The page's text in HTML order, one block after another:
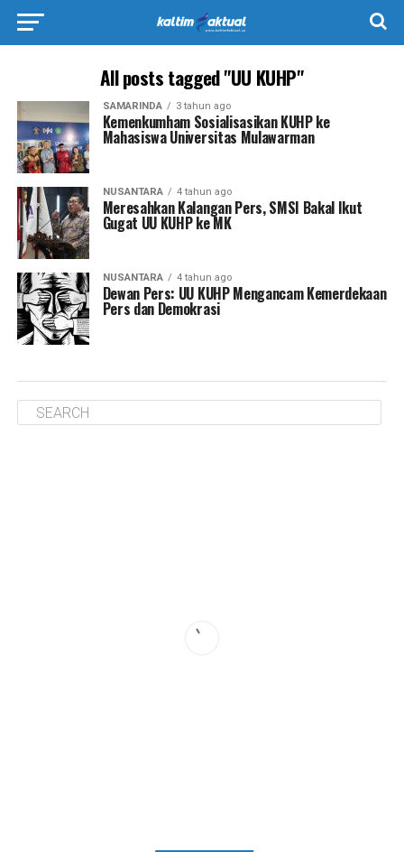
All posts tagged "UU KUHP"
SAMARINDA 3 tahun ago
Kemenkumham Sosialisasikan KUHP ke
Mahasiswa Universitas Mulawarman
NUSANTARA 4 tahun ago
Meresahkan Kalangan Pers, SMSI Bakal Ikut
Gugat UU KUHP ke MK
NUSANTARA 4 tahun ago
Dewan Pers: UU KUHP Mengancam Kemerdekaan
Pers dan Demokrasi